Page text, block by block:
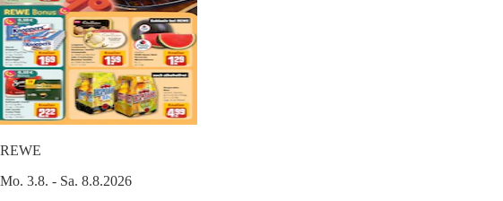
REWE
Mo. 3.8. - Sa. 8.8.2026